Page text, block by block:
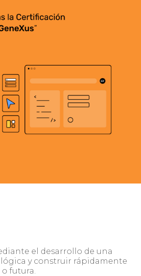
el desarrollo de una
y construir rápidamente
futura.